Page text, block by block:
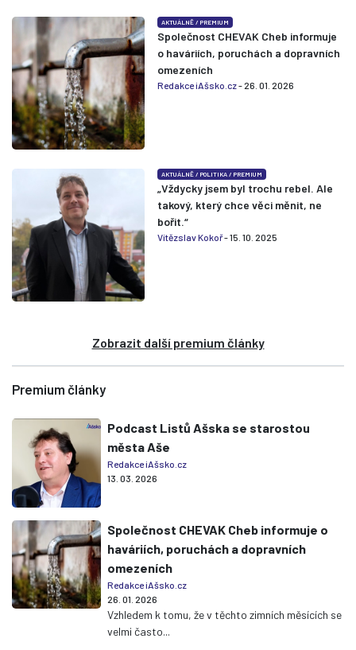
AKTUÁLNĚ /PREMIUM
Společnost CHEVAK Cheb informuje
o haváriích, poruchách a dopravních
omezeních
Redakce iAšsko.cz- 26. 01. 2026
AKTUÁLNĚ /POLITIKA /PREMIUM
„Vždycky jsem byl trochu rebel. Ale
takový, který chce věci měnit, ne
bořit.“
Vítězslav Kokoř- 15. 10. 2025
Zobrazit další premium články
Premium články
Podcast Listů Ašska se starostou
města Aše
Redakce iAšsko.cz
13. 03. 2026
Společnost CHEVAK Cheb informuje o
haváriích, poruchách a dopravních
omezeních
Redakce iAšsko.cz
26. 01. 2026
Vzhledem k tomu, že v těchto zimních měsících se
velmi často...